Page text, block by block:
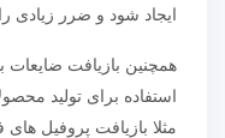
ایجاد شود و ضرر زیادی
همچنین بازیافت ضایعات
استفاده برای تولید
مثلا بازیافت پروفیل‌